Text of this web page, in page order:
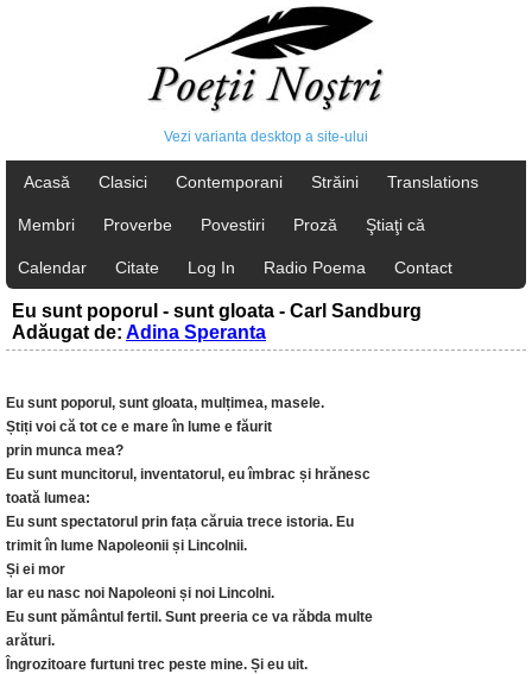
Vezi varianta desktop a site-ului
Acasă Clasici Contemporani Străini Translations
Membri Proverbe Povestiri Proză Ştiaţi că
Calendar Citate Log In Radio Poema Contact
Eu sunt poporul - sunt gloata - Carl Sandburg
Adăugat de: Adina Speranta
Eu sunt poporul, sunt gloata, mulțimea, masele.
Știți voi că tot ce e mare în lume e făurit
prin munca mea?
Eu sunt muncitorul, inventatorul, eu îmbrac și hrănesc
toată lumea:
Eu sunt spectatorul prin fața căruia trece istoria. Eu
trimit în lume Napoleonii și Lincolnii.
Și ei mor
Iar eu nasc noi Napoleoni și noi Lincolni.
Eu sunt pământul fertil. Sunt preeria ce va răbda multe
arături.
Îngrozitoare furtuni trec peste mine. Și eu uit.